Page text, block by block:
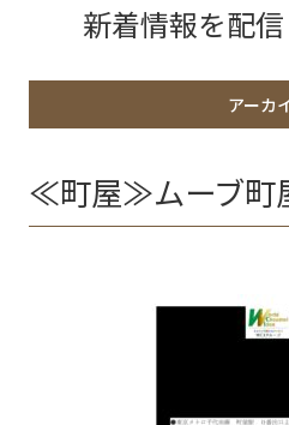
新着情報を配
アーカ
≪町屋≫ムーブ町